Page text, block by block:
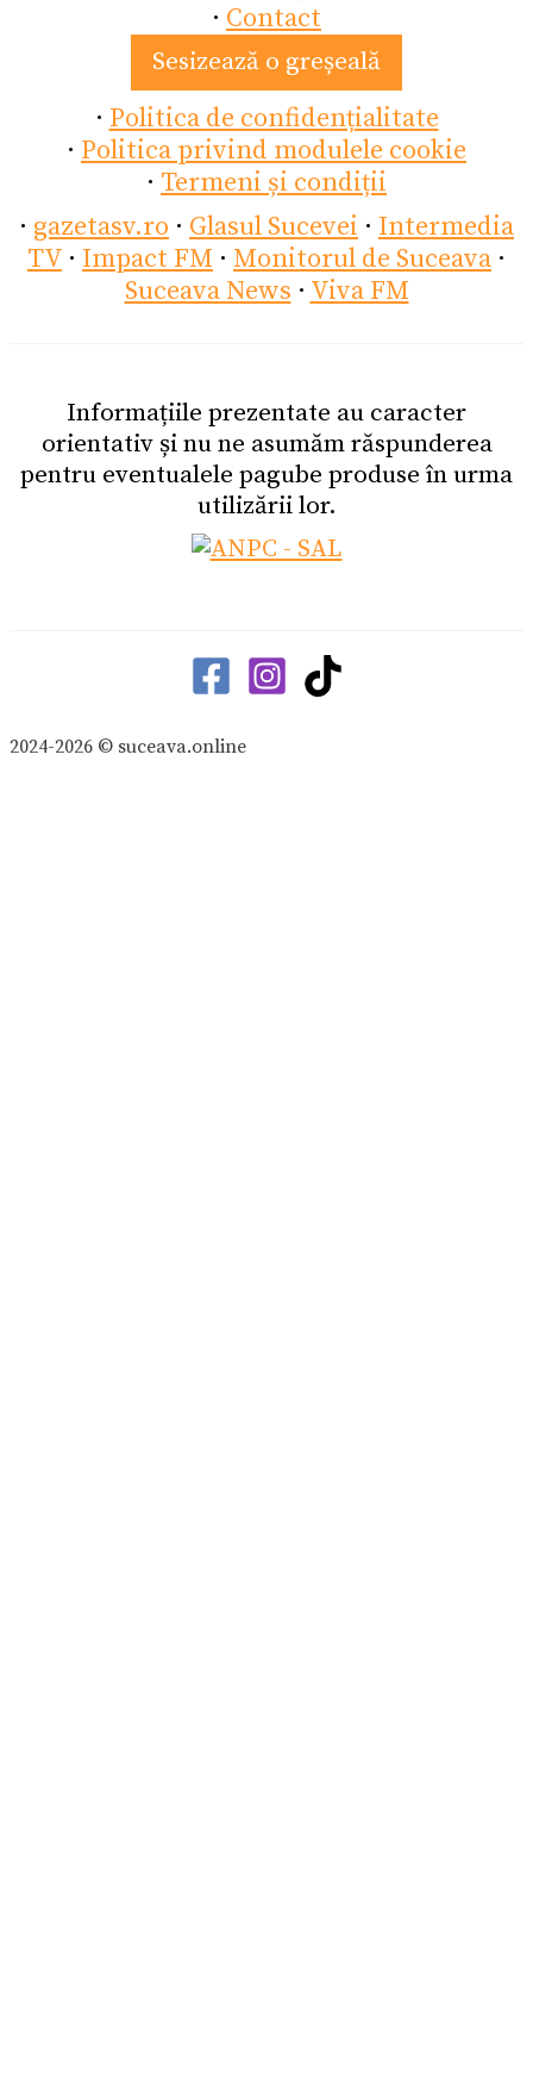
· Contact
Sesizează o greșeală
· Politica de confidențialitate
· Politica privind modulele cookie
· Termeni și condiții
· gazetasv.ro · Glasul Sucevei · Intermedia
TV · Impact FM · Monitorul de Suceava ·
Suceava News · Viva FM
Informațiile prezentate au caracter
orientativ și nu ne asumăm răspunderea
pentru eventualele pagube produse în urma
utilizării lor.
2024-2026 © suceava.online